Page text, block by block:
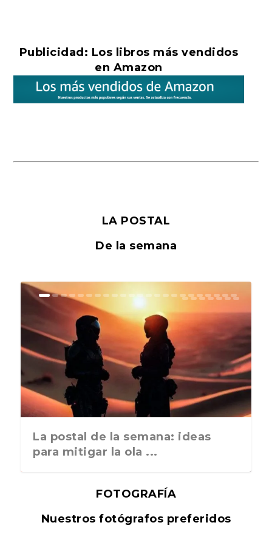
Publicidad: Los libros más vendidos
en Amazon
LA POSTAL
De la semana
La postal de la semana: ideas
para mitigar la ola ...
FOTOGRAFÍA
Nuestros fotógrafos preferidos